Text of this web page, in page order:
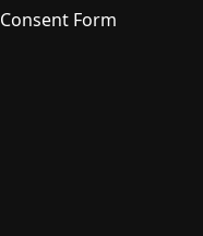
Consent Form